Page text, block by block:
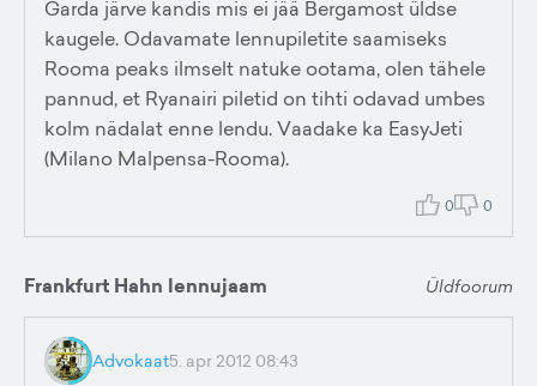
Garda järve kandis mis ei jää Bergamost üldse
kaugele. Odavamate lennupiletite saamiseks
Rooma peaks ilmselt natuke ootama, olen tähele
pannud, et Ryanairi piletid on tihti odavad umbes
kolm nädalat enne lendu. Vaadake ka EasyJeti
(Milano Malpensa-Rooma).
0 0
Frankfurt Hahn lennujaam Üldfoorum
Advokaat5. apr 2012 08:43